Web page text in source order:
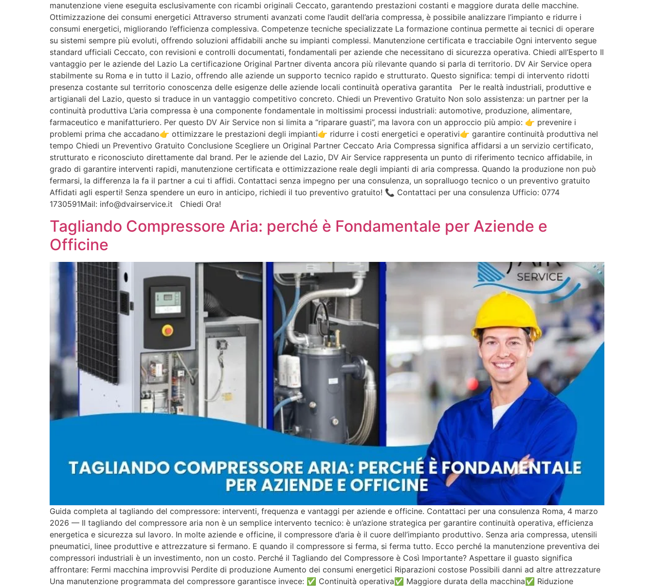
manutenzione viene eseguita esclusivamente con ricambi originali Ceccato, garantendo prestazioni costanti e maggiore durata delle macchine.
Ottimizzazione dei consumi energetici Attraverso strumenti avanzati come l’audit dell’aria compressa, è possibile analizzare l’impianto e ridurre i
consumi energetici, migliorando l’efficienza complessiva. Competenze tecniche specializzate La formazione continua permette ai tecnici di operare
su sistemi sempre più evoluti, offrendo soluzioni affidabili anche su impianti complessi. Manutenzione certificata e tracciabile Ogni intervento segue
standard ufficiali Ceccato, con revisioni e controlli documentati, fondamentali per aziende che necessitano di sicurezza operativa. Chiedi all’Esperto Il
vantaggio per le aziende del Lazio La certificazione Original Partner diventa ancora più rilevante quando si parla di territorio. DV Air Service opera
stabilmente su Roma e in tutto il Lazio, offrendo alle aziende un supporto tecnico rapido e strutturato. Questo significa: tempi di intervento ridotti
presenza costante sul territorio conoscenza delle esigenze delle aziende locali continuità operativa garantita Per le realtà industriali, produttive e
artigianali del Lazio, questo si traduce in un vantaggio competitivo concreto. Chiedi un Preventivo Gratuito Non solo assistenza: un partner per la
continuità produttiva L’aria compressa è una componente fondamentale in moltissimi processi industriali: automotive, produzione, alimentare,
farmaceutico e manifatturiero. Per questo DV Air Service non si limita a “riparare guasti”, ma lavora con un approccio più ampio: 👉 prevenire i
problemi prima che accadano👉 ottimizzare le prestazioni degli impianti👉 ridurre i costi energetici e operativi👉 garantire continuità produttiva nel
tempo Chiedi un Preventivo Gratuito Conclusione Scegliere un Original Partner Ceccato Aria Compressa significa affidarsi a un servizio certificato,
strutturato e riconosciuto direttamente dal brand. Per le aziende del Lazio, DV Air Service rappresenta un punto di riferimento tecnico affidabile, in
grado di garantire interventi rapidi, manutenzione certificata e ottimizzazione reale degli impianti di aria compressa. Quando la produzione non può
fermarsi, la differenza la fa il partner a cui ti affidi. Contattaci senza impegno per una consulenza, un sopralluogo tecnico o un preventivo gratuito
Affidati agli esperti! Senza spendere un euro in anticipo, richiedi il tuo preventivo gratuito! 📞 Contattaci per una consulenza Ufficio: 0774
1730591Mail: info@dvairservice.it Chiedi Ora!
Tagliando Compressore Aria: perché è Fondamentale per Aziende e
Officine
Guida completa al tagliando del compressore: interventi, frequenza e vantaggi per aziende e officine. Contattaci per una consulenza Roma, 4 marzo
2026 — Il tagliando del compressore aria non è un semplice intervento tecnico: è un’azione strategica per garantire continuità operativa, efficienza
energetica e sicurezza sul lavoro. In molte aziende e officine, il compressore d’aria è il cuore dell’impianto produttivo. Senza aria compressa, utensili
pneumatici, linee produttive e attrezzature si fermano. E quando il compressore si ferma, si ferma tutto. Ecco perché la manutenzione preventiva dei
compressori industriali è un investimento, non un costo. Perché il Tagliando del Compressore è Così Importante? Aspettare il guasto significa
affrontare: Fermi macchina improvvisi Perdite di produzione Aumento dei consumi energetici Riparazioni costose Possibili danni ad altre attrezzature
Una manutenzione programmata del compressore garantisce invece: ✅ Continuità operativa✅ Maggiore durata della macchina✅ Riduzione